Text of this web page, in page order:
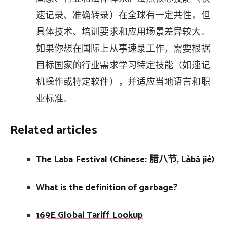
速记录、准确转录）在全球有一定共性，但
具体技术、培训要求和应用场景差异较大。
如果你想在国际上从事速录工作，需要根据
目标国家的行业需求学习特定技能（如速记
机操作或特定软件），并适应当地语言和职
业标准。
Related articles
The Laba Festival (Chinese: 腊八节, Làbā jié)
What is the definition of garbage?
169E Global Tariff Lookup